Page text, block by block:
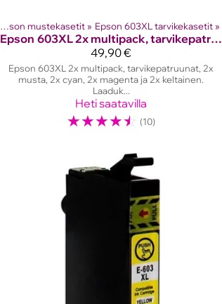
Epson mustekasetit ‪» Epson 603XL tarvikekasetit ‪»
Epson
603XL 2x multipack, tarvikepatruunat
49,90 €
Epson 603XL 2x multipack, tarvikepatruunat, 2x
musta, 2x cyan, 2x magenta ja 2x keltainen.
Laaduk...
Heti saatavilla
☆☆☆☆☆ (10)
Tuotteet‪» Mustesuihkutulostinten kasetit